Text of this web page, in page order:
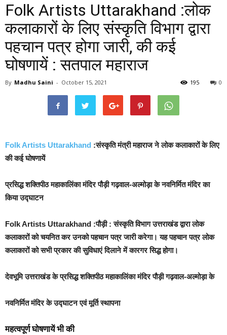
Folk Artists Uttarakhand :लोक
कलाकारों के लिए संस्कृति विभाग द्वारा
पहचान पत्र होगा जारी, की कई
घोषणायें : सतपाल महाराज
By Madhu Saini - October 15, 2021 0
195
Folk Artists Uttarakhand :संस्कृति मंत्री महाराज ने लोक कलाकारों के लिए
की कई घोषणायें
प्रसिद्ध शक्तिपीठ महाकालिंका मंदिर पौड़ी गढ़वाल-अल्मोड़ा के नवनिर्मित मंदिर का
किया उद्घाटन
Folk Artists Uttarakhand :पौड़ी : संस्कृति विभाग उत्तराखंड द्वारा लोक
कलाकारों को चयनित कर उनको पहचान पत्र जारी करेगा। यह पहचान पत्र लोक
कलाकारों को सभी प्रकार की सुविधाएं दिलाने में कारगर सिद्ध होगा।
देवभूमि उत्तराखंड के प्रसिद्ध शक्तिपीठ महाकालिंका मंदिर पौड़ी गढ़वाल-अल्मोड़ा के
नवनिर्मित मंदिर के उद्घाटन एवं मूर्ति स्थापना
महत्वपूर्ण घोषणायें भी की